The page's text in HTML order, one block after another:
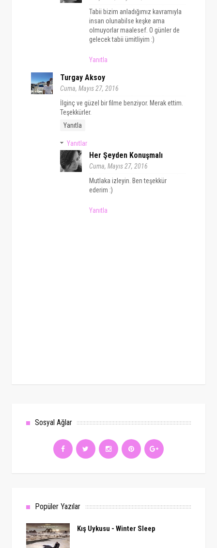
Tabii bizim anladığımız kavramıyla
insan olunabilse keşke ama
olmuyorlar maalesef. O günler de
gelecek tabii ümitliyim :)
Yanıtla
Turgay Aksoy
Cuma, Mayıs 27, 2016
İlginç ve güzel bir filme benziyor. Merak ettim.
Teşekkürler.
Yanıtla
Yanıtlar
Her Şeyden Konuşmalı
Cuma, Mayıs 27, 2016
Mutlaka izleyin. Ben teşekkür
ederim :)
Yanıtla
Sosyal Ağlar
Popüler Yazılar
Kış Uykusu - Winter Sleep